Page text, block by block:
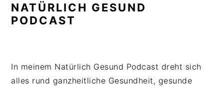
NATÜRLICH GESUND
PODCAST
In meinem Natürlich Gesund Podcast dreht sich
alles rund ganzheitliche Gesundheit, gesunde